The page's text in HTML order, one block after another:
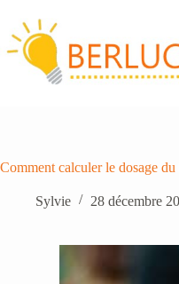
contenu
Comment calculer le dosage
Sylvie 28 décembre